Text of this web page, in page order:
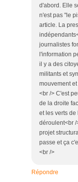
d'abord. Elle
n'est pas "le
article. La
journalistes
l'information
il y a des
militants et
mouvement
<br /> C'est
de la droite
et les verts
déroulent<br
projet
passe et ça
<br />
Répondre